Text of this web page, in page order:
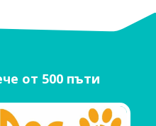
от 500 пъти